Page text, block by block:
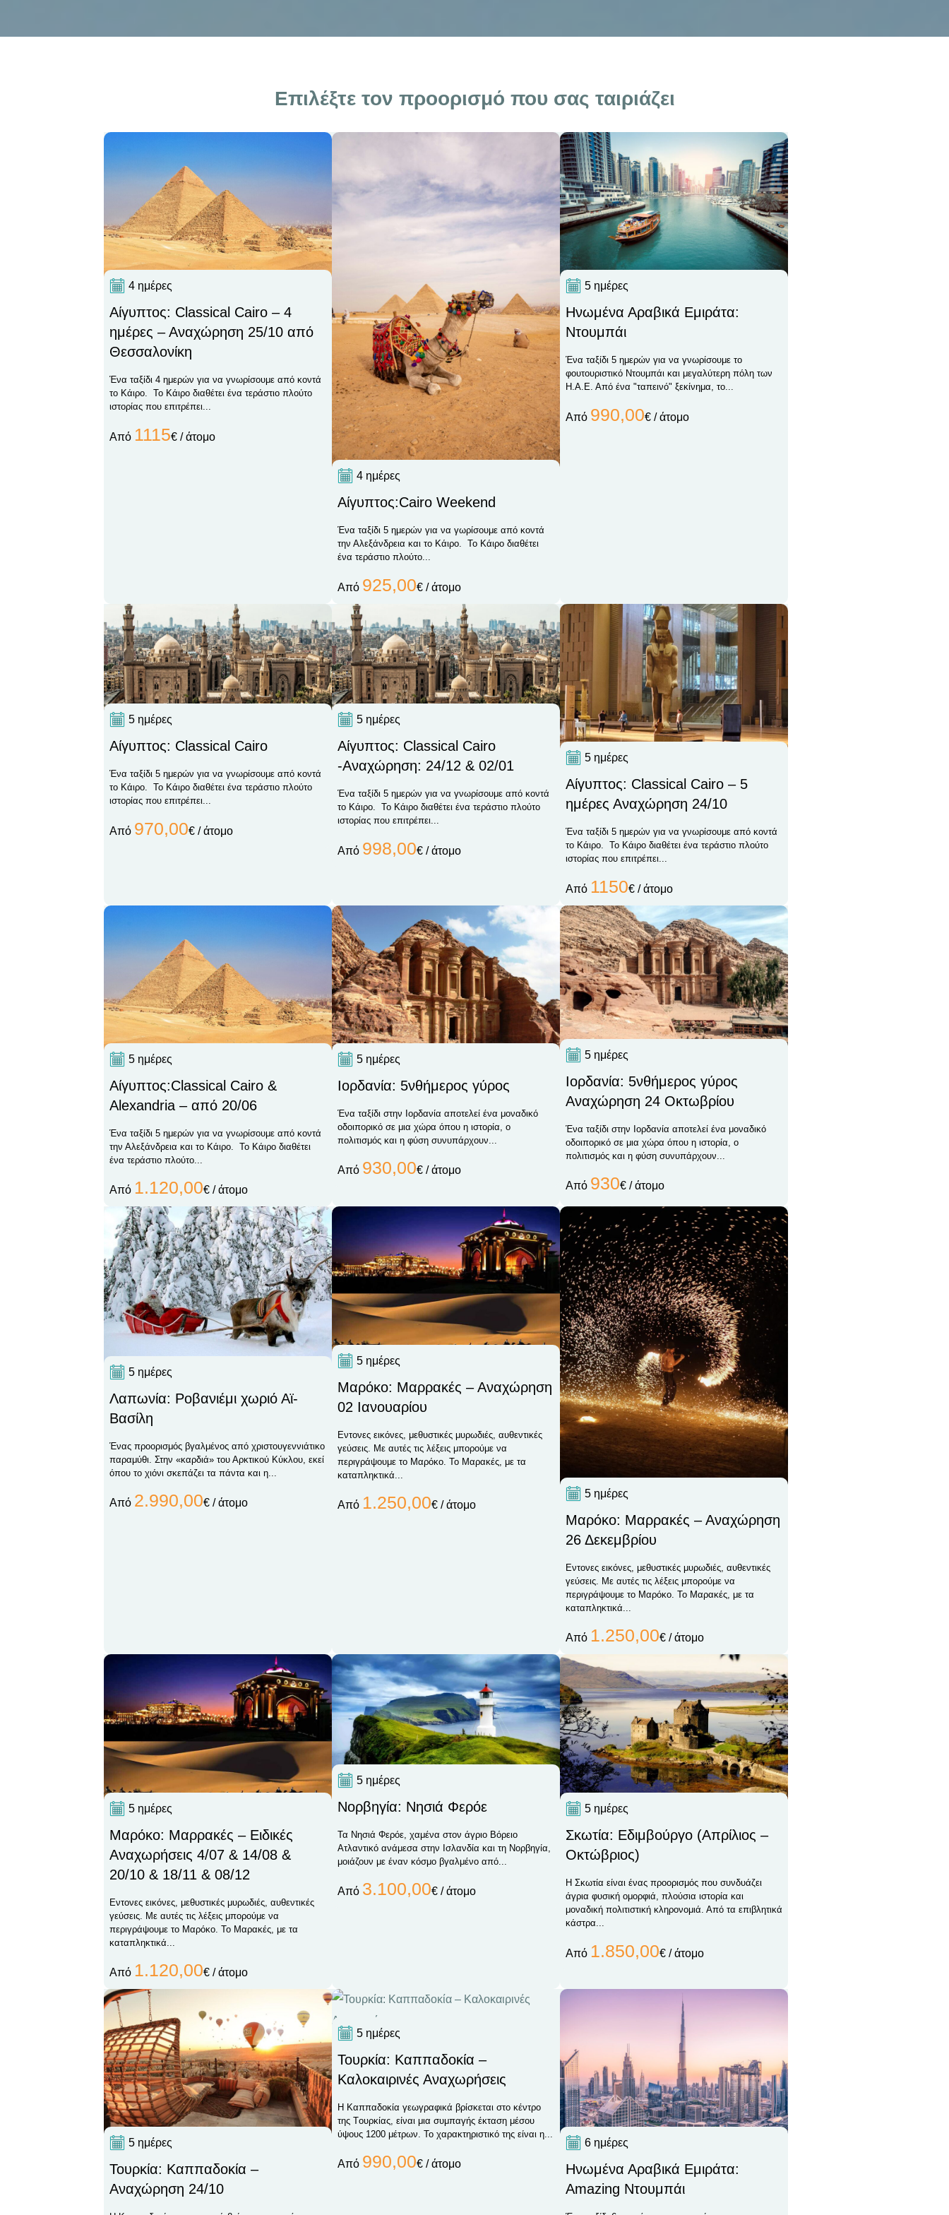
Επιλέξτε τον προορισμό που σας ταιριάζει
4 ημέρες
Αίγυπτος: Classical Cairo – 4
ημέρες – Αναχώρηση 25/10 από
Θεσσαλονίκη
Ένα ταξίδι 4 ημερών για να γνωρίσουμε από κοντά
το Κάιρο. Το Κάιρο διαθέτει ένα τεράστιο πλούτο
ιστορίας που επιτρέπει...
Από 1115€ / άτομο
4 ημέρες
Αίγυπτος:Cairo Weekend
Ένα ταξίδι 5 ημερών για να γωρίσουμε από κοντά
την Αλεξάνδρεια και το Κάιρο. Το Κάιρο διαθέτει
ένα τεράστιο πλούτο...
Από 925,00€ / άτομο
5 ημέρες
Hνωμένα Αραβικά Εμιράτα:
Ντουμπάι
Ένα ταξίδι 5 ημερών για να γνωρίσουμε το
φουτουριστικό Ντουμπάι και μεγαλύτερη πόλη των
Η.Α.Ε. Από ένα "ταπεινό" ξεκίνημα, το...
Από 990,00€ / άτομο
5 ημέρες
Αίγυπτος: Classical Cairo
Ένα ταξίδι 5 ημερών για να γνωρίσουμε από κοντά
το Κάιρο. Το Κάιρο διαθέτει ένα τεράστιο πλούτο
ιστορίας που επιτρέπει...
Από 970,00€ / άτομο
5 ημέρες
Αίγυπτος: Classical Cairo
-Αναχώρηση: 24/12 & 02/01
Ένα ταξίδι 5 ημερών για να γνωρίσουμε από κοντά
το Κάιρο. Το Κάιρο διαθέτει ένα τεράστιο πλούτο
ιστορίας που επιτρέπει...
Από 998,00€ / άτομο
5 ημέρες
Αίγυπτος: Classical Cairo – 5
ημέρες Αναχώρηση 24/10
Ένα ταξίδι 5 ημερών για να γνωρίσουμε από κοντά
το Κάιρο. Το Κάιρο διαθέτει ένα τεράστιο πλούτο
ιστορίας που επιτρέπει...
Από 1150€ / άτομο
5 ημέρες
Αίγυπτος:Classical Cairo &
Alexandria – από 20/06
Ένα ταξίδι 5 ημερών για να γνωρίσουμε από κοντά
την Αλεξάνδρεια και το Κάιρο. Το Κάιρο διαθέτει
ένα τεράστιο πλούτο...
Από 1.120,00€ / άτομο
5 ημέρες
Ιορδανία: 5νθήμερος γύρος
Ένα ταξίδι στην Ιορδανία αποτελεί ένα μοναδικό
οδοιπορικό σε μια χώρα όπου η ιστορία, ο
πολιτισμός και η φύση συνυπάρχουν...
Από 930,00€ / άτομο
5 ημέρες
Ιορδανία: 5νθήμερος γύρος
Αναχώρηση 24 Οκτωβρίου
Ένα ταξίδι στην Ιορδανία αποτελεί ένα μοναδικό
οδοιπορικό σε μια χώρα όπου η ιστορία, ο
πολιτισμός και η φύση συνυπάρχουν...
Από 930€ / άτομο
5 ημέρες
Λαπωνία: Ροβανιέμι χωριό Αϊ-
Βασίλη
Ένας προορισμός βγαλμένος από χριστουγεννιάτικο
παραμύθι. Στην «καρδιά» του Αρκτικού Κύκλου, εκεί
όπου το χιόνι σκεπάζει τα πάντα και η...
Από 2.990,00€ / άτομο
5 ημέρες
Μαρόκο: Μαρρακές – Αναχώρηση
02 Ιανουαρίου
Εντονες εικόνες, μεθυστικές μυρωδιές, αυθεντικές
γεύσεις. Με αυτές τις λέξεις μπορούμε να
περιγράψουμε το Μαρόκο. Το Μαρακές, με τα
καταπληκτικά...
Από 1.250,00€ / άτομο
5 ημέρες
Μαρόκο: Μαρρακές – Αναχώρηση
26 Δεκεμβρίου
Εντονες εικόνες, μεθυστικές μυρωδιές, αυθεντικές
γεύσεις. Με αυτές τις λέξεις μπορούμε να
περιγράψουμε το Μαρόκο. Το Μαρακές, με τα
καταπληκτικά...
Από 1.250,00€ / άτομο
5 ημέρες
Μαρόκο: Μαρρακές – Ειδικές
Αναχωρήσεις 4/07 & 14/08 &
20/10 & 18/11 & 08/12
Εντονες εικόνες, μεθυστικές μυρωδιές, αυθεντικές
γεύσεις. Με αυτές τις λέξεις μπορούμε να
περιγράψουμε το Μαρόκο. Το Μαρακές, με τα
καταπληκτικά...
Από 1.120,00€ / άτομο
5 ημέρες
Νορβηγία: Νησιά Φερόε
Τα Νησιά Φερόε, χαμένα στον άγριο Βόρειο
Ατλαντικό ανάμεσα στην Ισλανδία και τη Νορβηγία,
μοιάζουν με έναν κόσμο βγαλμένο από...
Από 3.100,00€ / άτομο
5 ημέρες
Σκωτία: Εδιμβούργο (Απρίλιος –
Οκτώβριος)
Η Σκωτία είναι ένας προορισμός που συνδυάζει
άγρια φυσική ομορφιά, πλούσια ιστορία και
μοναδική πολιτιστική κληρονομιά. Από τα επιβλητικά
κάστρα...
Από 1.850,00€ / άτομο
5 ημέρες
Τουρκία: Καππαδοκία –
Αναχώρηση 24/10
5 ημέρες
Τουρκία: Καππαδοκία –
Καλοκαιρινές Αναχωρήσεις
Η Καππαδοκία γεωγραφικά βρίσκεται στο κέντρο
της Tουρκίας, είναι μια συμπαγής έκταση μέσου
ύψους 1200 μέτρων. Το χαρακτηριστικό της είναι η...
Από 990,00€ / άτομο
6 ημέρες
Hνωμένα Αραβικά Εμιράτα:
Amazing Ντουμπάι